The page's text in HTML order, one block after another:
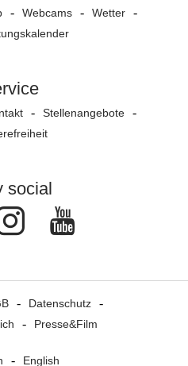
Webcams
Wetter
Stellenangebote
social
Instagram
Datenschutz
Presse&Film
English